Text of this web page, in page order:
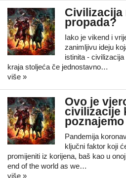
propada?
Iako je vikend i
zanimljivu ideju
istinita -
kraja stoljeća če jednostavno…
više »
Ovo je
civilizacije
poznajemo
Pandemija
ključni faktor koji
promijeniti iz korijena, baš kao u
end of the world as we…
više »